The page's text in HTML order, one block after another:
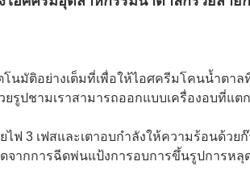
โนมัติอย่างเต็มที่เพื่อให้ไอศครีมโคนน้ำต
ยรูปชามเราสามารถออกแบบเครื่องอบที่
ไฟ 3 เฟสและเตาอบกำลังให้ความร้อนด้ว
จากการฉีดพ่นแป้งการอบการขึ้นรูปการห